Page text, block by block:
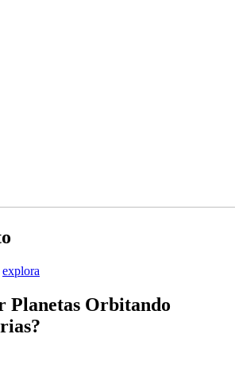
explora
Planetas Orbitando